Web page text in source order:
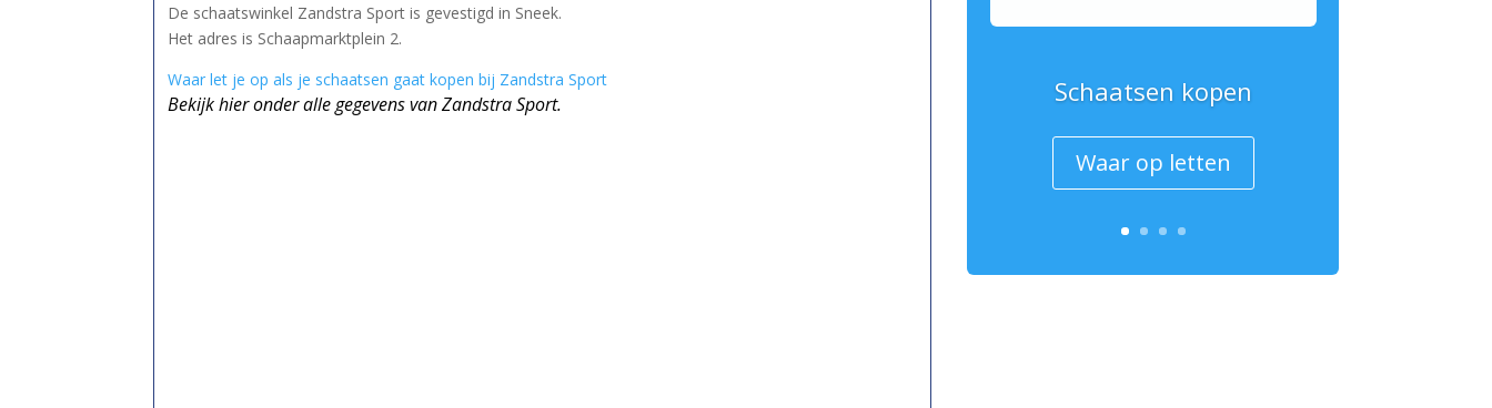
De schaatswinkel Zandstra Sport is gevestigd in Sneek.
Het adres is Schaapmarktplein 2.
Waar let je op als je schaatsen gaat kopen bij Zandstra Sport
Bekijk hier onder alle gegevens van Zandstra Sport. Schaatsen kopen
Waar op letten